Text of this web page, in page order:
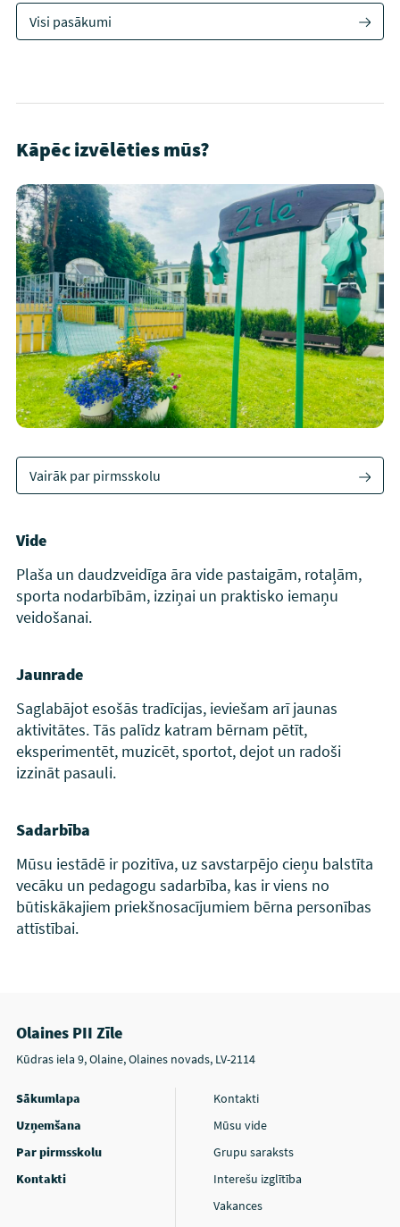
Visi pasākumi
Kāpēc izvēlēties mūs?
Vairāk par pirmsskolu
Vide
Plaša un daudzveidīga āra vide pastaigām, rotaļām,
sporta nodarbībām, izziņai un praktisko iemaņu
veidošanai.
Jaunrade
Saglabājot esošās tradīcijas, ieviešam arī jaunas
aktivitātes. Tās palīdz katram bērnam pētīt,
eksperimentēt, muzicēt, sportot, dejot un radoši
izzināt pasauli.
Sadarbība
Mūsu iestādē ir pozitīva, uz savstarpējo cieņu balstīta
vecāku un pedagogu sadarbība, kas ir viens no
būtiskākajiem priekšnosacījumiem bērna personības
attīstībai.
Olaines PII Zīle
Kūdras iela 9, Olaine, Olaines novads, LV-2114
Sākumlapa
Uzņemšana
Par pirmsskolu
Kontakti
Kontakti
Mūsu vide
Grupu saraksts
Interešu izglītība
Vakances